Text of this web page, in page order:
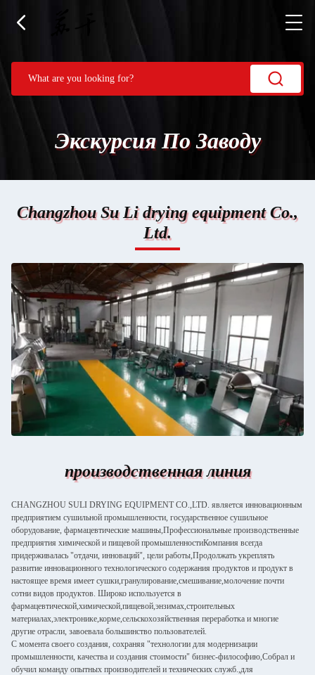
Экскурсия По Заводу
Changzhou Su Li drying equipment Co.,
Ltd.
производственная линия
CHANGZHOU SULI DRYING EQUIPMENT CO.,LTD. является инновационным
предприятием сушильной промышленности, государственное сушильное
оборудование, фармацевтические машины,Профессиональные производственные
предприятия химической и пищевой промышленностиКомпания всегда
придерживалась "отдачи, инноваций", цели работы,Продолжать укреплять
развитие инновационного технологического содержания продуктов и продукт в
настоящее время имеет сушки,гранулирование,смешивание,молочение почти
сотни видов продуктов. Широко используется в
фармацевтической,химической,пищевой,энзимах,строительных
материалах,электронике,корме,сельскохозяйственная переработка и многие
другие отрасли, завоевала большинство пользователей.
С момента своего создания, сохраняя "технологии для модернизации
промышленности, качества и создания стоимости" бизнес-философию,Собрал и
обучил команду опытных производителей и технических служб.,для